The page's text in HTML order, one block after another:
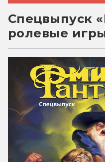
Спецвыпуск
ролевые